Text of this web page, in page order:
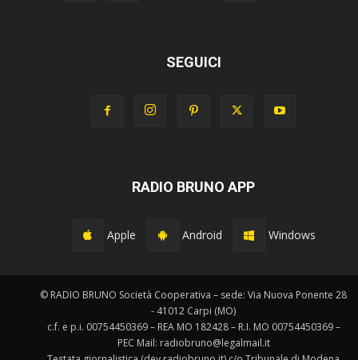
SEGUICI
RADIO BRUNO APP
Apple Android Windows
© RADIO BRUNO Società Cooperativa – sede: Via Nuova Ponente 28
- 41012 Carpi (MO)
c.f. e p.i. 00754450369 – REA MO 182428 – R.I. MO 00754450369 –
PEC Mail: radiobruno@legalmail.it